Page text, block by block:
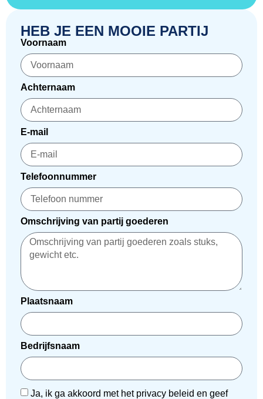
HEB JE EEN MOOIE PARTIJ
Voornaam
Achternaam
E-mail
Telefoonnummer
Omschrijving van partij goederen
Plaatsnaam
Bedrijfsnaam
Ja, ik ga akkoord met het privacy beleid en geef